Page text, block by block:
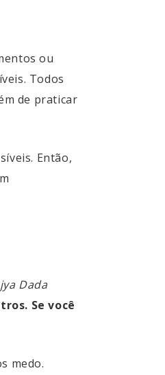
ou
Todos
de praticar
Então,
Dada
Se você
medo.